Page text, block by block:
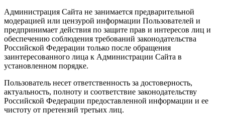
Администрация Сайта не занимается предварительной
модерацией или цензурой информации Пользователей и
предпринимает действия по защите прав и интересов лиц и
обеспечению соблюдения требований законодательства
Российской Федерации только после обращения
заинтересованного лица к Администрации Сайта в
установленном порядке.
Пользователь несет ответственность за достоверность,
актуальность, полноту и соответствие законодательству
Российской Федерации предоставленной информации и ее
чистоту от претензий третьих лиц.